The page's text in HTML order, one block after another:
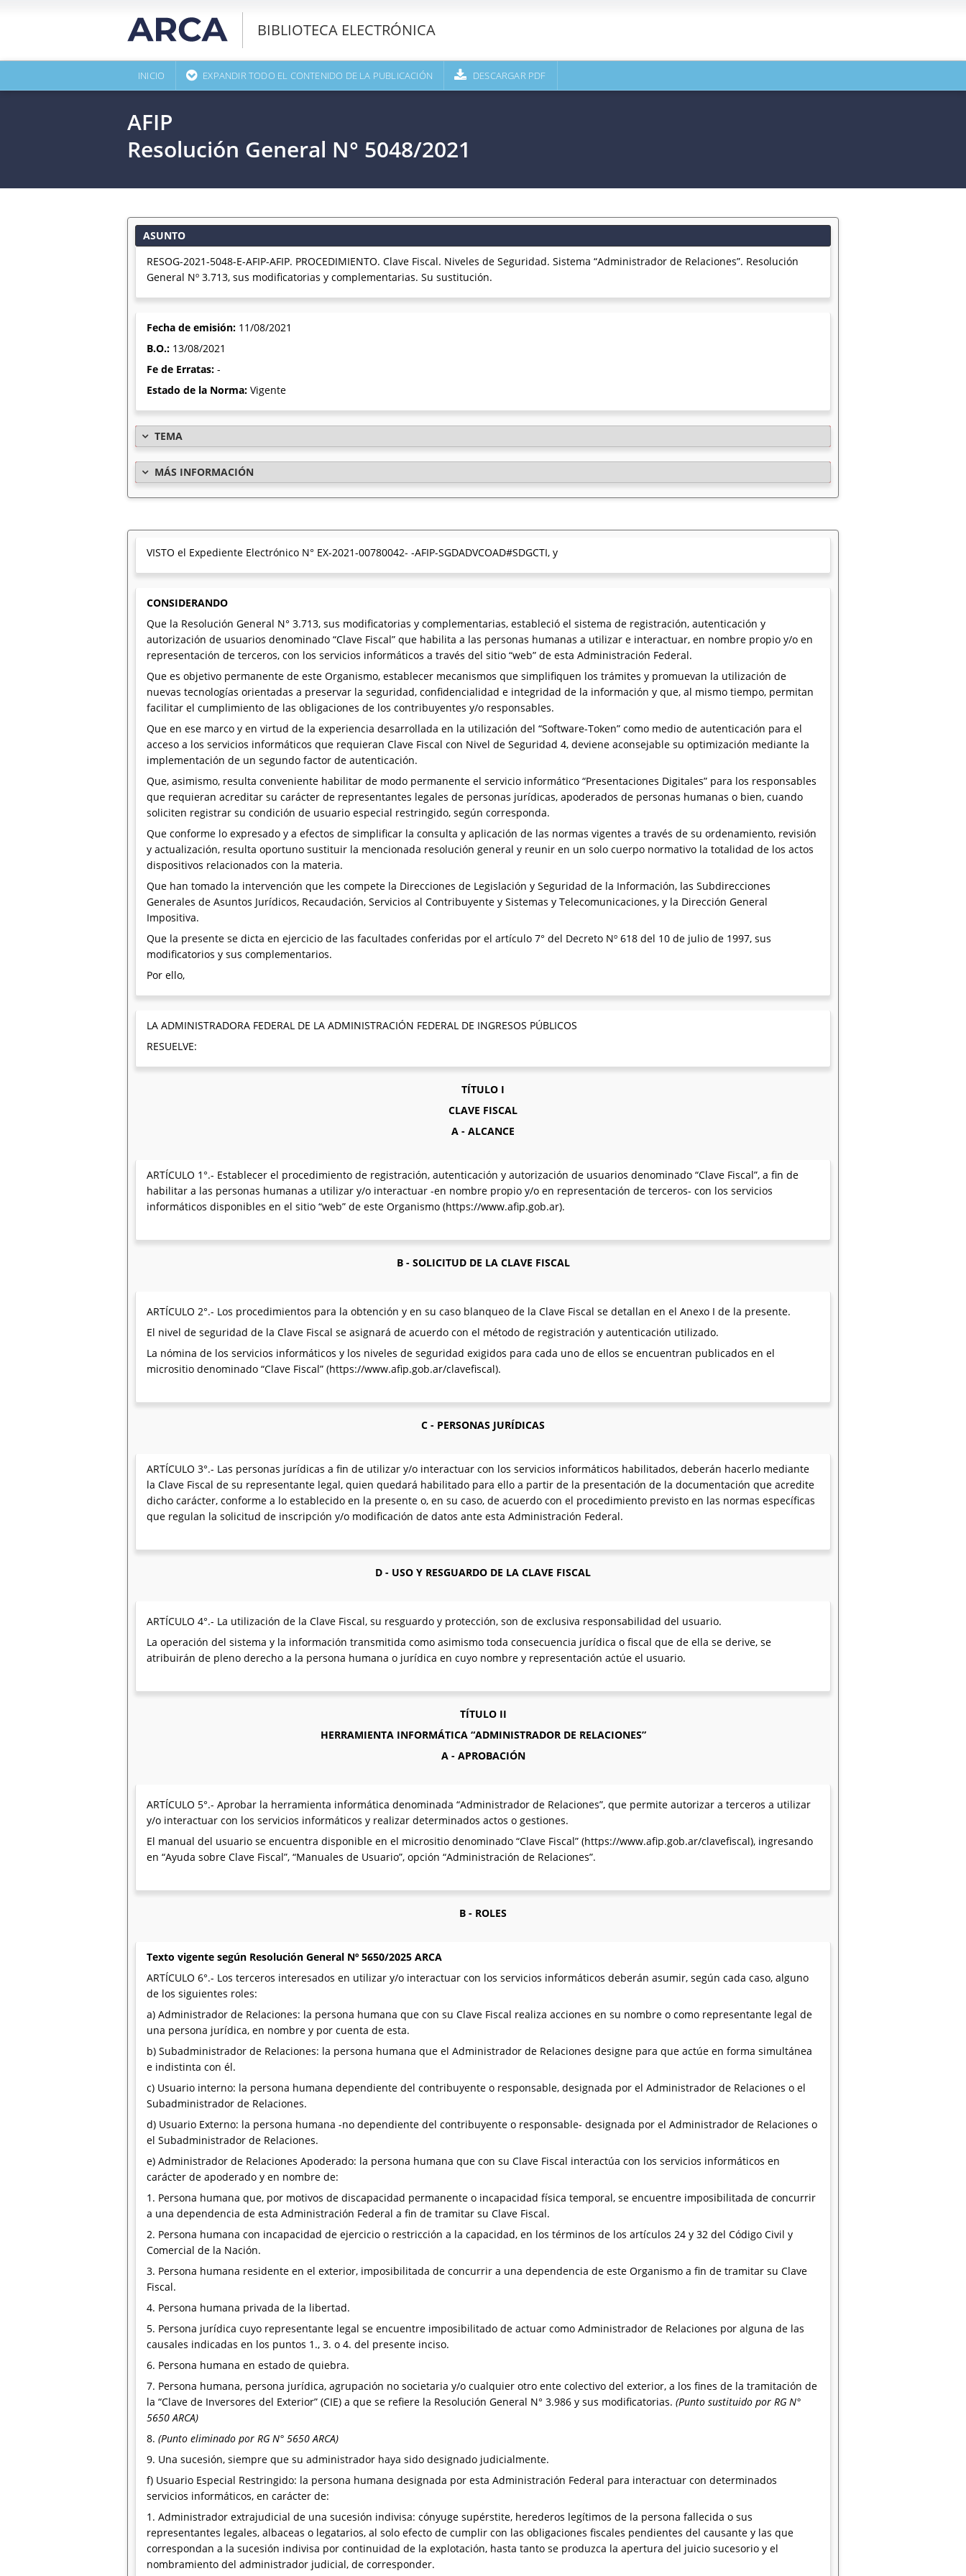
BIBLIOTECA ELECTRÓNICA
INICIO EXPANDIR TODO EL CONTENIDO DE LA PUBLICACIÓN DESCARGAR PDF
AFIP
Resolución General N° 5048/2021
ASUNTO
RESOG-2021-5048-E-AFIP-AFIP. PROCEDIMIENTO. Clave Fiscal. Niveles de Seguridad. Sistema “Administrador de Relaciones”. Resolución
General Nº 3.713, sus modificatorias y complementarias. Su sustitución.
Fecha de emisión: 11/08/2021
B.O.: 13/08/2021
Fe de Erratas: -
Estado de la Norma: Vigente
TEMA
MÁS INFORMACIÓN
VISTO el Expediente Electrónico N° EX-2021-00780042- -AFIP-SGDADVCOAD#SDGCTI, y
CONSIDERANDO
Que la Resolución General N° 3.713, sus modificatorias y complementarias, estableció el sistema de registración, autenticación y
autorización de usuarios denominado “Clave Fiscal” que habilita a las personas humanas a utilizar e interactuar, en nombre propio y/o en
representación de terceros, con los servicios informáticos a través del sitio “web” de esta Administración Federal.
Que es objetivo permanente de este Organismo, establecer mecanismos que simplifiquen los trámites y promuevan la utilización de
nuevas tecnologías orientadas a preservar la seguridad, confidencialidad e integridad de la información y que, al mismo tiempo, permitan
facilitar el cumplimiento de las obligaciones de los contribuyentes y/o responsables.
Que en ese marco y en virtud de la experiencia desarrollada en la utilización del “Software-Token” como medio de autenticación para el
acceso a los servicios informáticos que requieran Clave Fiscal con Nivel de Seguridad 4, deviene aconsejable su optimización mediante la
implementación de un segundo factor de autenticación.
Que, asimismo, resulta conveniente habilitar de modo permanente el servicio informático “Presentaciones Digitales” para los responsables
que requieran acreditar su carácter de representantes legales de personas jurídicas, apoderados de personas humanas o bien, cuando
soliciten registrar su condición de usuario especial restringido, según corresponda.
Que conforme lo expresado y a efectos de simplificar la consulta y aplicación de las normas vigentes a través de su ordenamiento, revisión
y actualización, resulta oportuno sustituir la mencionada resolución general y reunir en un solo cuerpo normativo la totalidad de los actos
dispositivos relacionados con la materia.
Que han tomado la intervención que les compete la Direcciones de Legislación y Seguridad de la Información, las Subdirecciones
Generales de Asuntos Jurídicos, Recaudación, Servicios al Contribuyente y Sistemas y Telecomunicaciones, y la Dirección General
Impositiva.
Que la presente se dicta en ejercicio de las facultades conferidas por el artículo 7° del Decreto Nº 618 del 10 de julio de 1997, sus
modificatorios y sus complementarios.
Por ello,
LA ADMINISTRADORA FEDERAL DE LA ADMINISTRACIÓN FEDERAL DE INGRESOS PÚBLICOS
RESUELVE:
TÍTULO I
CLAVE FISCAL
A - ALCANCE
ARTÍCULO 1°.- Establecer el procedimiento de registración, autenticación y autorización de usuarios denominado “Clave Fiscal”, a fin de
habilitar a las personas humanas a utilizar y/o interactuar -en nombre propio y/o en representación de terceros- con los servicios
informáticos disponibles en el sitio “web” de este Organismo (https://www.afip.gob.ar).
B - SOLICITUD DE LA CLAVE FISCAL
ARTÍCULO 2°.- Los procedimientos para la obtención y en su caso blanqueo de la Clave Fiscal se detallan en el Anexo I de la presente.
El nivel de seguridad de la Clave Fiscal se asignará de acuerdo con el método de registración y autenticación utilizado.
La nómina de los servicios informáticos y los niveles de seguridad exigidos para cada uno de ellos se encuentran publicados en el
micrositio denominado “Clave Fiscal” (https://www.afip.gob.ar/clavefiscal).
C - PERSONAS JURÍDICAS
ARTÍCULO 3°.- Las personas jurídicas a fin de utilizar y/o interactuar con los servicios informáticos habilitados, deberán hacerlo mediante
la Clave Fiscal de su representante legal, quien quedará habilitado para ello a partir de la presentación de la documentación que acredite
dicho carácter, conforme a lo establecido en la presente o, en su caso, de acuerdo con el procedimiento previsto en las normas específicas
que regulan la solicitud de inscripción y/o modificación de datos ante esta Administración Federal.
D - USO Y RESGUARDO DE LA CLAVE FISCAL
ARTÍCULO 4°.- La utilización de la Clave Fiscal, su resguardo y protección, son de exclusiva responsabilidad del usuario.
La operación del sistema y la información transmitida como asimismo toda consecuencia jurídica o fiscal que de ella se derive, se
atribuirán de pleno derecho a la persona humana o jurídica en cuyo nombre y representación actúe el usuario.
TÍTULO II
HERRAMIENTA INFORMÁTICA “ADMINISTRADOR DE RELACIONES”
A - APROBACIÓN
ARTÍCULO 5°.- Aprobar la herramienta informática denominada “Administrador de Relaciones”, que permite autorizar a terceros a utilizar
y/o interactuar con los servicios informáticos y realizar determinados actos o gestiones.
El manual del usuario se encuentra disponible en el micrositio denominado “Clave Fiscal” (https://www.afip.gob.ar/clavefiscal), ingresando
en “Ayuda sobre Clave Fiscal”, “Manuales de Usuario”, opción “Administración de Relaciones”.
B - ROLES
Texto vigente según Resolución General Nº 5650/2025 ARCA
ARTÍCULO 6°.- Los terceros interesados en utilizar y/o interactuar con los servicios informáticos deberán asumir, según cada caso, alguno
de los siguientes roles:
a) Administrador de Relaciones: la persona humana que con su Clave Fiscal realiza acciones en su nombre o como representante legal de
una persona jurídica, en nombre y por cuenta de esta.
b) Subadministrador de Relaciones: la persona humana que el Administrador de Relaciones designe para que actúe en forma simultánea
e indistinta con él.
c) Usuario interno: la persona humana dependiente del contribuyente o responsable, designada por el Administrador de Relaciones o el
Subadministrador de Relaciones.
d) Usuario Externo: la persona humana -no dependiente del contribuyente o responsable- designada por el Administrador de Relaciones o
el Subadministrador de Relaciones.
e) Administrador de Relaciones Apoderado: la persona humana que con su Clave Fiscal interactúa con los servicios informáticos en
carácter de apoderado y en nombre de:
1. Persona humana que, por motivos de discapacidad permanente o incapacidad física temporal, se encuentre imposibilitada de concurrir
a una dependencia de esta Administración Federal a fin de tramitar su Clave Fiscal.
2. Persona humana con incapacidad de ejercicio o restricción a la capacidad, en los términos de los artículos 24 y 32 del Código Civil y
Comercial de la Nación.
3. Persona humana residente en el exterior, imposibilitada de concurrir a una dependencia de este Organismo a fin de tramitar su Clave
Fiscal.
4. Persona humana privada de la libertad.
5. Persona jurídica cuyo representante legal se encuentre imposibilitado de actuar como Administrador de Relaciones por alguna de las
causales indicadas en los puntos 1., 3. o 4. del presente inciso.
6. Persona humana en estado de quiebra.
7. Persona humana, persona jurídica, agrupación no societaria y/o cualquier otro ente colectivo del exterior, a los fines de la tramitación de
la “Clave de Inversores del Exterior” (CIE) a que se refiere la Resolución General N° 3.986 y sus modificatorias. (Punto sustituido por RG N°
5650 ARCA)
8. (Punto eliminado por RG N° 5650 ARCA)
9. Una sucesión, siempre que su administrador haya sido designado judicialmente.
f) Usuario Especial Restringido: la persona humana designada por esta Administración Federal para interactuar con determinados
servicios informáticos, en carácter de:
1. Administrador extrajudicial de una sucesión indivisa: cónyuge supérstite, herederos legítimos de la persona fallecida o sus
representantes legales, albaceas o legatarios, al solo efecto de cumplir con las obligaciones fiscales pendientes del causante y las que
correspondan a la sucesión indivisa por continuidad de la explotación, hasta tanto se produzca la apertura del juicio sucesorio y el
nombramiento del administrador judicial, de corresponder.